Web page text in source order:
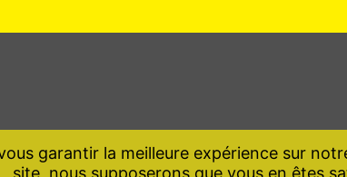
garantir la meilleure expérience sur
site, nous supposerons que vous en êtes